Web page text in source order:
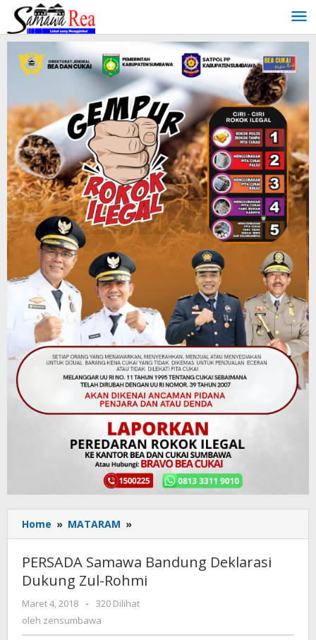
Lewati
konten
Home » MATARAM »
Samawa
Bandung
Deklarasi
Dukung
Zul-
PERSADA Samawa Bandung Deklarasi
Dukung Zul-Rohmi
Maret 4, 2018
oleh
zensumbawa
-
320 Dilihat
oleh zensumbawa